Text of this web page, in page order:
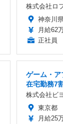
株式会社ロ
神奈川県
月給62
正社員
ゲーム・ア
在宅勤務7
株式会社ビ
東京都
月給25